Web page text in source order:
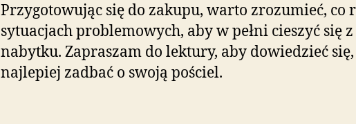
Przygotowując się do zakupu, warto zrozumieć, co
sytuacjach problemowych, aby w pełni cieszyć się z
nabytku. Zapraszam do lektury, aby dowiedzieć
najlepiej zadbać o swoją pościel.